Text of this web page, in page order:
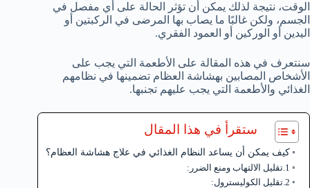
الوقت، نتيجة لذلك يمكن أن تؤثر الحالة على أي مفصل في
الجسم، ولكن غالبًا ما يصاب بها المرضى في الركبتين أو
اليدين أو الوركين أو العمود الفقري.
سنتعرف في هذه المقالة على الأطعمة التي يجب على
الأشخاص المصابين بهشاشة العظام تضمينها في نظامهم
الغذائي والأطعمة التي يجب عليهم تجنبها.
ستقرأ في هذا المقال
كيف يمكن أن يساعد النظام الغذائي في علاج هشاشة العظام؟
1.تقليل الالتهاب ومنع الضرر:
2.تقليل الكوليسترول: